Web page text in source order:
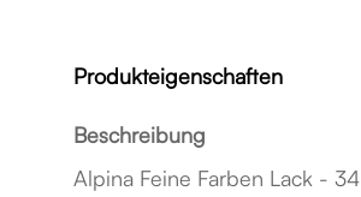
Produkteigenschaften
Beschreibung
Alpina Feine Farben Lack - 34